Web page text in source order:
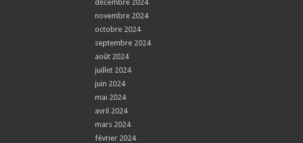
décembre 2024
novembre 2024
octobre 2024
septembre 2024
août 2024
juillet 2024
juin 2024
mai 2024
avril 2024
mars 2024
février 2024